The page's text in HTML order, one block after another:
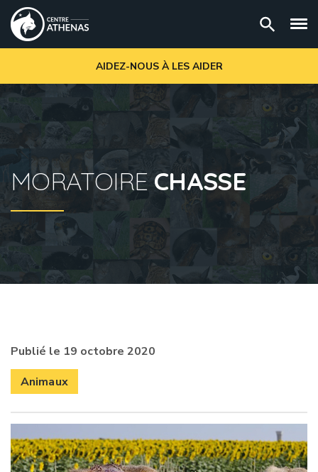
AIDEZ-NOUS À LES AIDER
MORATOIRECHASSE
Publié le 19 octobre 2020
Animaux